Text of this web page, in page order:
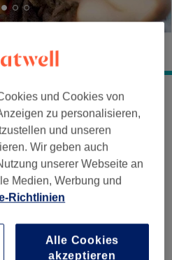
, 79106
nimmt derzeit keine
entgegen.
oben auf der Seite,
in Ihrer Nähe zu
erstklassige Profis
in deiner Nähe
und Cookies von
zu personalisieren,
und unseren
Wir geben auch
unserer Webseite an
Medien, Werbung und
Richtlinien
Alle Cookies
akzeptieren